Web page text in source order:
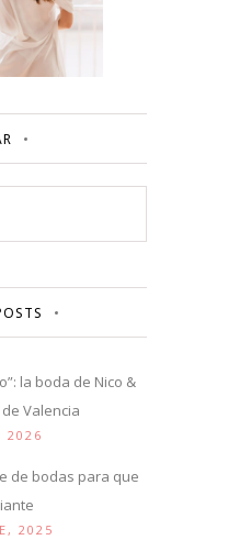
la boda de Nico &
Valencia
2026
de bodas para que
2025